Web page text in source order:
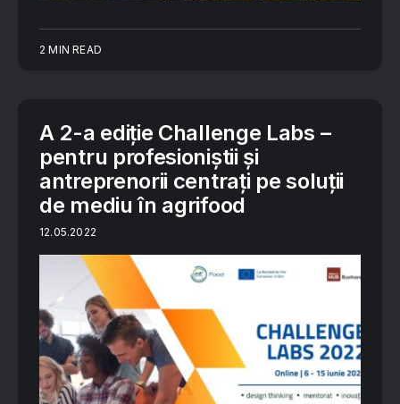
2 MIN READ
A 2-a ediție Challenge Labs –
pentru profesioniștii și
antreprenorii centrați pe soluții
de mediu în agrifood
12.05.2022